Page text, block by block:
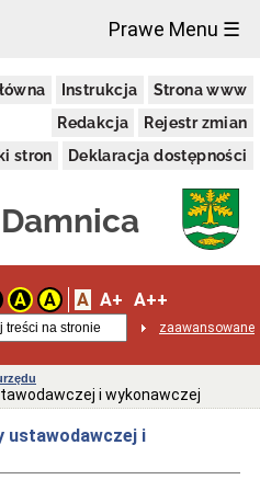
Prawe Menu ☰
Instrukcja
Strona www
Redakcja
Rejestr zmian
stron
Deklaracja dostępności
A A A A+ A++
zaawansowane
i wykonawczej
ustawodawczej i
×